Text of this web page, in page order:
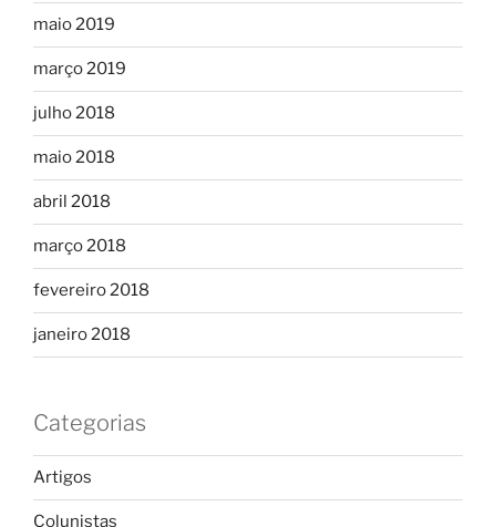
maio 2019
março 2019
julho 2018
maio 2018
abril 2018
março 2018
fevereiro 2018
janeiro 2018
Categorias
Artigos
Colunistas